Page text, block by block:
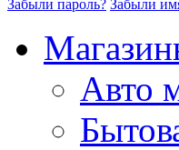
Забыли пароль? Забыли
Авто